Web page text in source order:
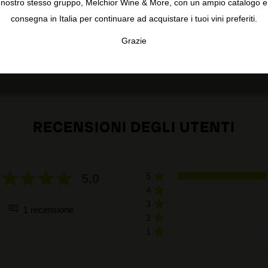
RECENSIONI DEGLI UTENTI
1 recensione
nostro stesso gruppo, Melchior Wine & More, con un ampio catalogo e
consegna in Italia per continuare ad acquistare i tuoi vini preferiti.
Grazie